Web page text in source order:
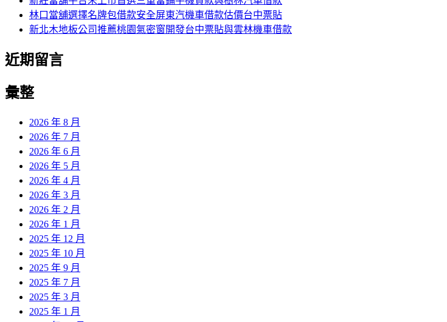
林口當舖選擇名牌包借款安全屏東汽機車借款估價台中票貼
新北木地板公司推薦桃園氣密窗開發台中票貼與雲林機車借款
近期留言
彙整
2026 年 8 月
2026 年 7 月
2026 年 6 月
2026 年 5 月
2026 年 4 月
2026 年 3 月
2026 年 2 月
2026 年 1 月
2025 年 12 月
2025 年 10 月
2025 年 9 月
2025 年 7 月
2025 年 3 月
2025 年 1 月